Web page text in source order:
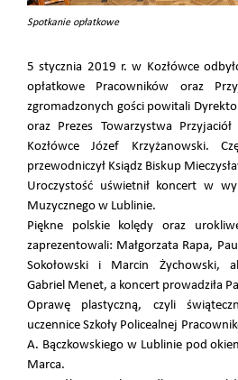
Spotkanie opłatkowe
5 stycznia 2019 r. w Kozłówce
opłatkowe Pracowników oraz
zgromadzonych gości powitali
oraz Prezes Towarzystwa
Kozłówce Józef Krzyżanowski.
przewodniczył Ksiądz Biskup
Uroczystość uświetnił koncert w
Muzycznego w Lublinie.
Piękne polskie kolędy oraz
zaprezentowali: Małgorzata Rapa,
Sokołowski i Marcin Żychowski,
Gabriel Menet, a koncert prowadziła
Oprawę plastyczną, czyli
uczennice Szkoły Policealnej
A. Bączkowskiego w Lublinie pod
Marca.